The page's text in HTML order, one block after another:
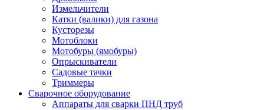
Измельчители
Катки (валики) для газона
Кусторезы
Мотоблоки
Мотобуры (ямобуры)
Опрыскиватели
Садовые тачки
Триммеры
Сварочное оборудование
Аппараты для сварки ПНД труб